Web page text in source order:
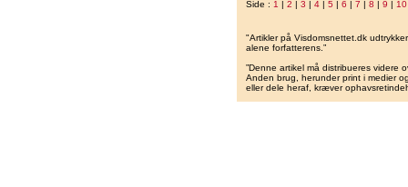
Side : 1 | 2 | 3 | 4 | 5 | 6 | 7 | 8 | 9 | 10
"Artikler på Visdomsnettet.dk
alene forfatterens.”
”Denne artikel må distribueres videre
Anden brug, herunder print i medier
eller dele heraf, kræver